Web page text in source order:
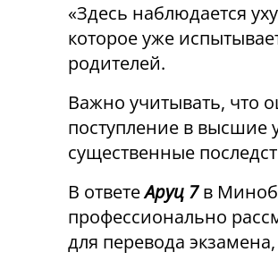
«Здесь наблюдается
которое уже
родителей.
Важно учитывать, что
поступление в высшие
существенные
В ответеАруц 7в
профессионально
для перевода